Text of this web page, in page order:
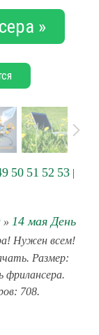
»
50 51 52 53|
» 14 мая День
Нужен всем!
Размер:
фрилансера.
708.